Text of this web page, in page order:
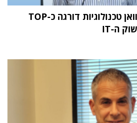
מחקר STKI השנתי: וואן טכנולוגיות דורגה כ-TOP